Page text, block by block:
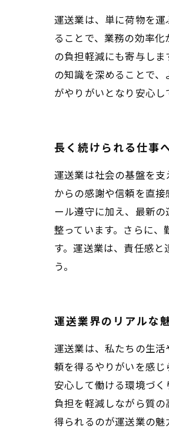
運送業は、単に荷物を
ることで、業務の効率
の負担軽減にも寄与し
の知識を深めることで
がやりがいとなり安心し
長く続けられる仕事
運送業は社会の基盤を
からの感謝や信頼を直
ール遵守に加え、最新
整っています。さらに
す。運送業は、責任感
う。
運送業界のリアルな
運送業は、私たちの生
頼を得るやりがいを感じ
安心して働ける環境づ
負担を軽減しながら質
得られるのが運送業の